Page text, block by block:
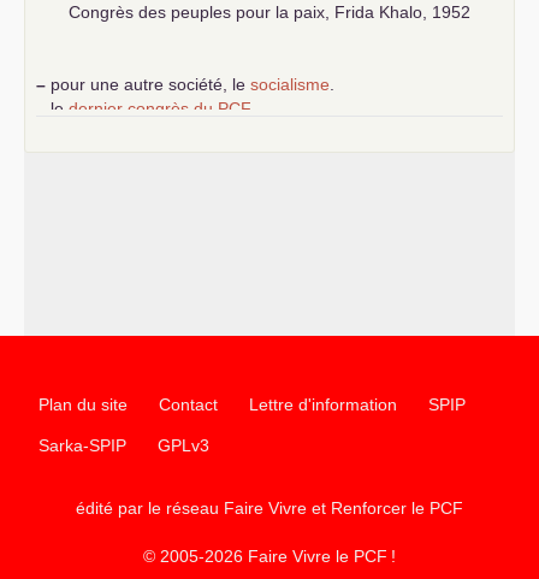
Congrès des peuples pour la paix, Frida Khalo, 1952
– pour une autre société, le socialisme
le dernier congrès du PCF
Plan du site Contact Lettre d'information SPIP
Sarka-SPIP GPLv3
édité par le réseau Faire Vivre et Renforcer le PCF
© 2005-2026 Faire Vivre le PCF !